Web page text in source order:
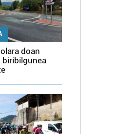
doan
biribilgunea